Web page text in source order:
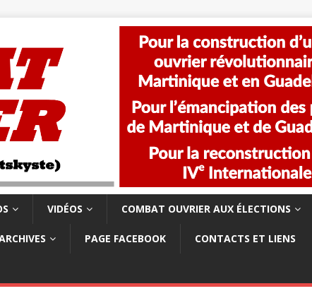
VIDÉOS COMBAT OUVRIER AUX ÉLECTIONS
PAGE FACEBOOK CONTACTS ET LIENS